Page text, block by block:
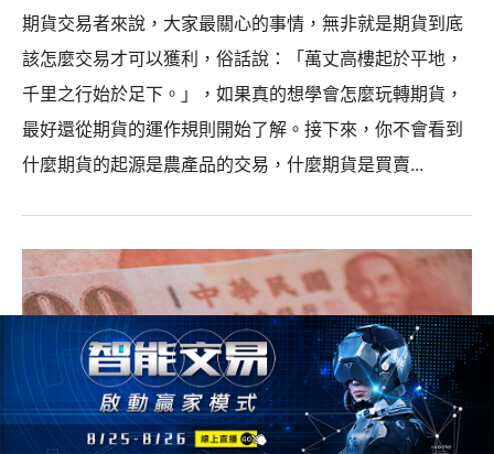
期貨交易者來說，大家最關心的事情，無非就是期貨到底
該怎麼交易才可以獲利，俗話說：「萬丈高樓起於平地，
千里之行始於足下。」，如果真的想學會怎麼玩轉期貨，
最好還從期貨的運作規則開始了解。接下來，你不會看到
什麼期貨的起源是農產品的交易，什麼期貨是買賣...